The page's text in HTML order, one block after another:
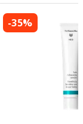
-35%